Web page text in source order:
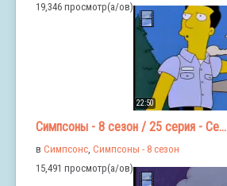
19,346 просмотр(а/ов)
22:50
Симпсоны - 8 сезон / 25 серия - Се...
в Симпсонс, Симпсоны - 8 сезон
15,491 просмотр(а/ов)